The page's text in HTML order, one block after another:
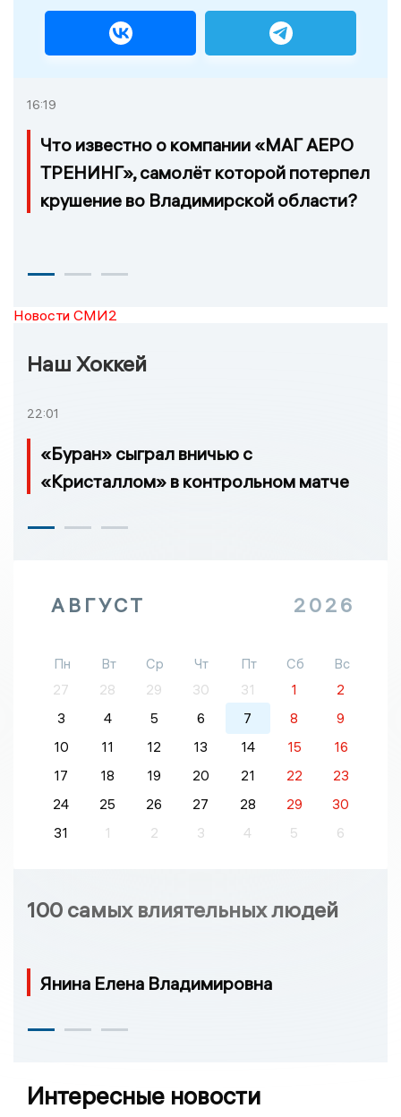
16:19
Что известно о компании «МАГ АЕРО
ТРЕНИНГ», самолёт которой потерпел
крушение во Владимирской области?
Новости СМИ2
Наш Хоккей
22:01
«Буран» сыграл вничью с
«Кристаллом» в контрольном матче
АВГУСТ 2026
Пн Вт Ср Чт Пт Сб
Вс
27
28 29 30 31 1
2
3
4 5 6 7 8
9
10
11 12 13 14 15
16
17
18 19 20 21 22
23
24
25 26 27 28 29
30
31
1 2 3 4 5 6
100 самых влиятельных людей
Янина Елена Владимировна
Интересные новости